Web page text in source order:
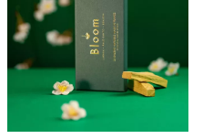
t
e
&
é
é